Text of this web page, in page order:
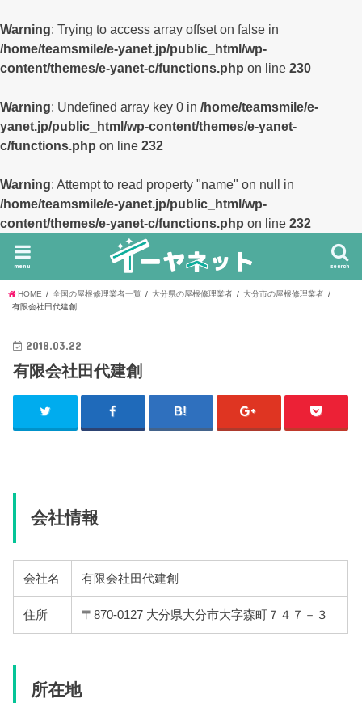
Warning: Trying to access array offset on false in
/home/teamsmile/e-yanet.jp/public_html/wp-
content/themes/e-yanet-c/functions.php on line 230
Warning: Undefined array key 0 in /home/teamsmile/e-
yanet.jp/public_html/wp-content/themes/e-yanet-
c/functions.php on line 232
Warning: Attempt to read property "name" on null in
/home/teamsmile/e-yanet.jp/public_html/wp-
content/themes/e-yanet-c/functions.php on line 232
search
menu
HOME 全国の屋根修理業者一覧 大分県の屋根修理業者
大分市の屋根修理業者
有限会社田代建創
2018.03.22
有限会社田代建創
会社情報
会社名 有限会社田代建創
住所 〒870-0127 大分県大分市大字森町７４７－３
所在地